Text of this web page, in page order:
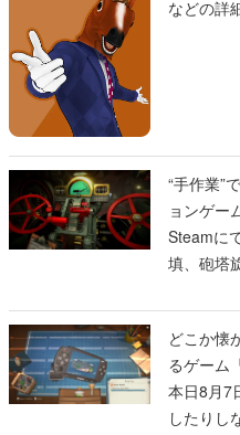
などの詳
“手作業”
ョンゲー
Steamに
填、砲塔
一撃を
どこか懐
るゲーム
本日8月7
したりし